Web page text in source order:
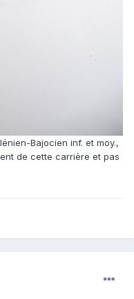
Bajocien inf. et moy.,
de cette carrière et pas